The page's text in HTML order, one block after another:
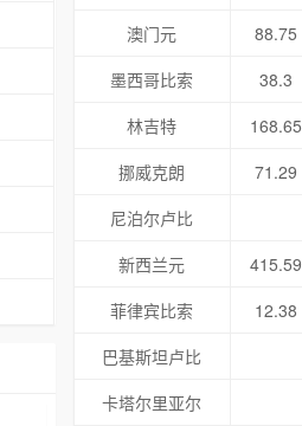
澳门元
88.75
墨西哥比索
38.3
林吉特
168.65
挪威克朗
71.29
尼泊尔卢比
新西兰元
415.59
菲律宾比索
12.38
巴基斯坦卢比
卡塔尔里亚尔